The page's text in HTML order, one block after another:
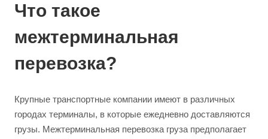
Что такое
межтерминальная
перевозка?
Крупные транспортные компании имеют в различных
городах терминалы, в которые ежедневно доставляются
грузы. Межтерминальная перевозка груза предполагает